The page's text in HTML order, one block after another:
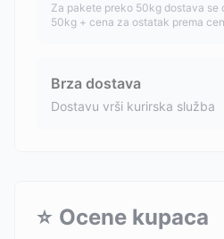
Za pakete preko 50kg dostava se
50kg + cena za ostatak prema
Brza dostava
Dostavu vrši kurirska služba
⭐ Ocene kupaca